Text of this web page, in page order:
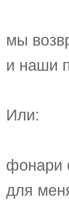
мы
и наши
Или:
фонари
для